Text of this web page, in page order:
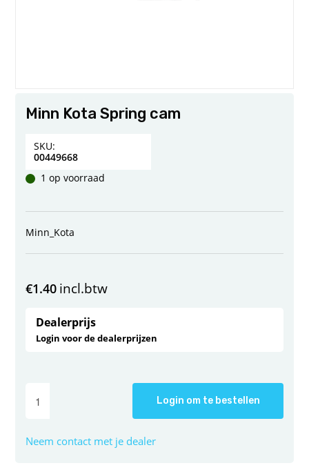
Minn Kota Spring cam
SKU:
00449668
1 op voorraad
Minn_Kota
€1.40 incl.btw
Dealerprijs
Login voor de dealerprijzen
Login om te bestellen
Neem contact met je dealer